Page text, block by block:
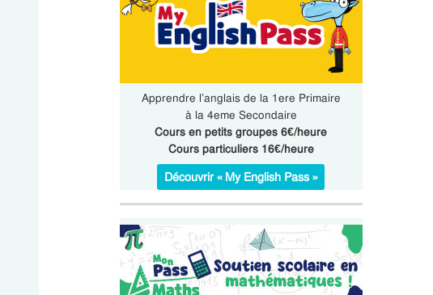
Apprendre l’anglais de la 1ere Primaire
à la 4eme Secondaire
Cours en petits groupes 6€/heure
Cours particuliers 16€/heure
Découvrir « My English Pass »